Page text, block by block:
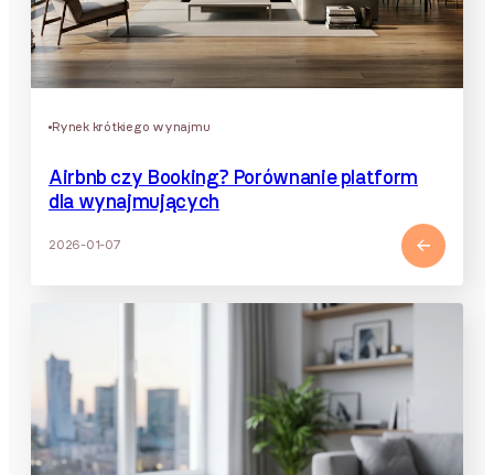
Rynek krótkiego wynajmu
Airbnb czy Booking? Porównanie platform
dla wynajmujących
2026-01-07